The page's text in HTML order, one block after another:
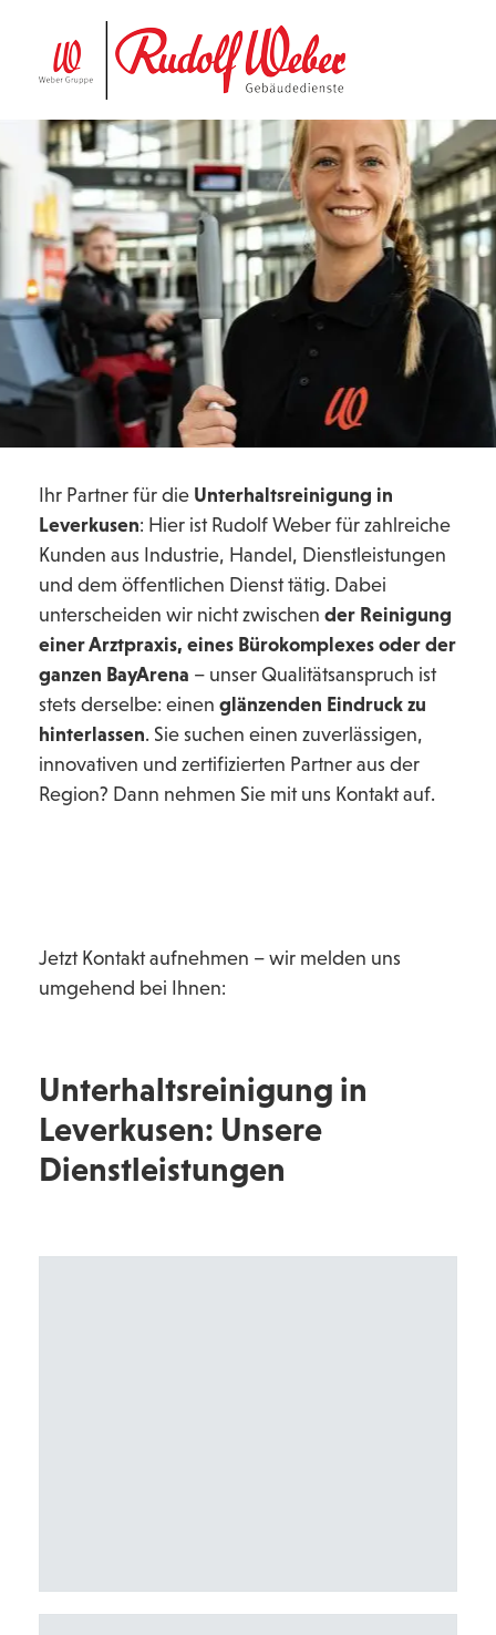
Ihr Partner für die Unterhaltsreinigung in
Leverkusen: Hier ist Rudolf Weber für zahlreiche
Kunden aus Industrie, Handel, Dienstleistungen
und dem öffentlichen Dienst tätig. Dabei
unterscheiden wir nicht zwischen der Reinigung
einer Arztpraxis, eines Bürokomplexes oder der
ganzen BayArena – unser Qualitätsanspruch ist
stets derselbe: einen glänzenden Eindruck zu
hinterlassen. Sie suchen einen zuverlässigen,
innovativen und zertifizierten Partner aus der
Region? Dann nehmen Sie mit uns Kontakt auf.
Jetzt Kontakt aufnehmen – wir melden uns
umgehend bei Ihnen:
Unterhaltsreinigung in
Leverkusen: Unsere
Dienstleistungen